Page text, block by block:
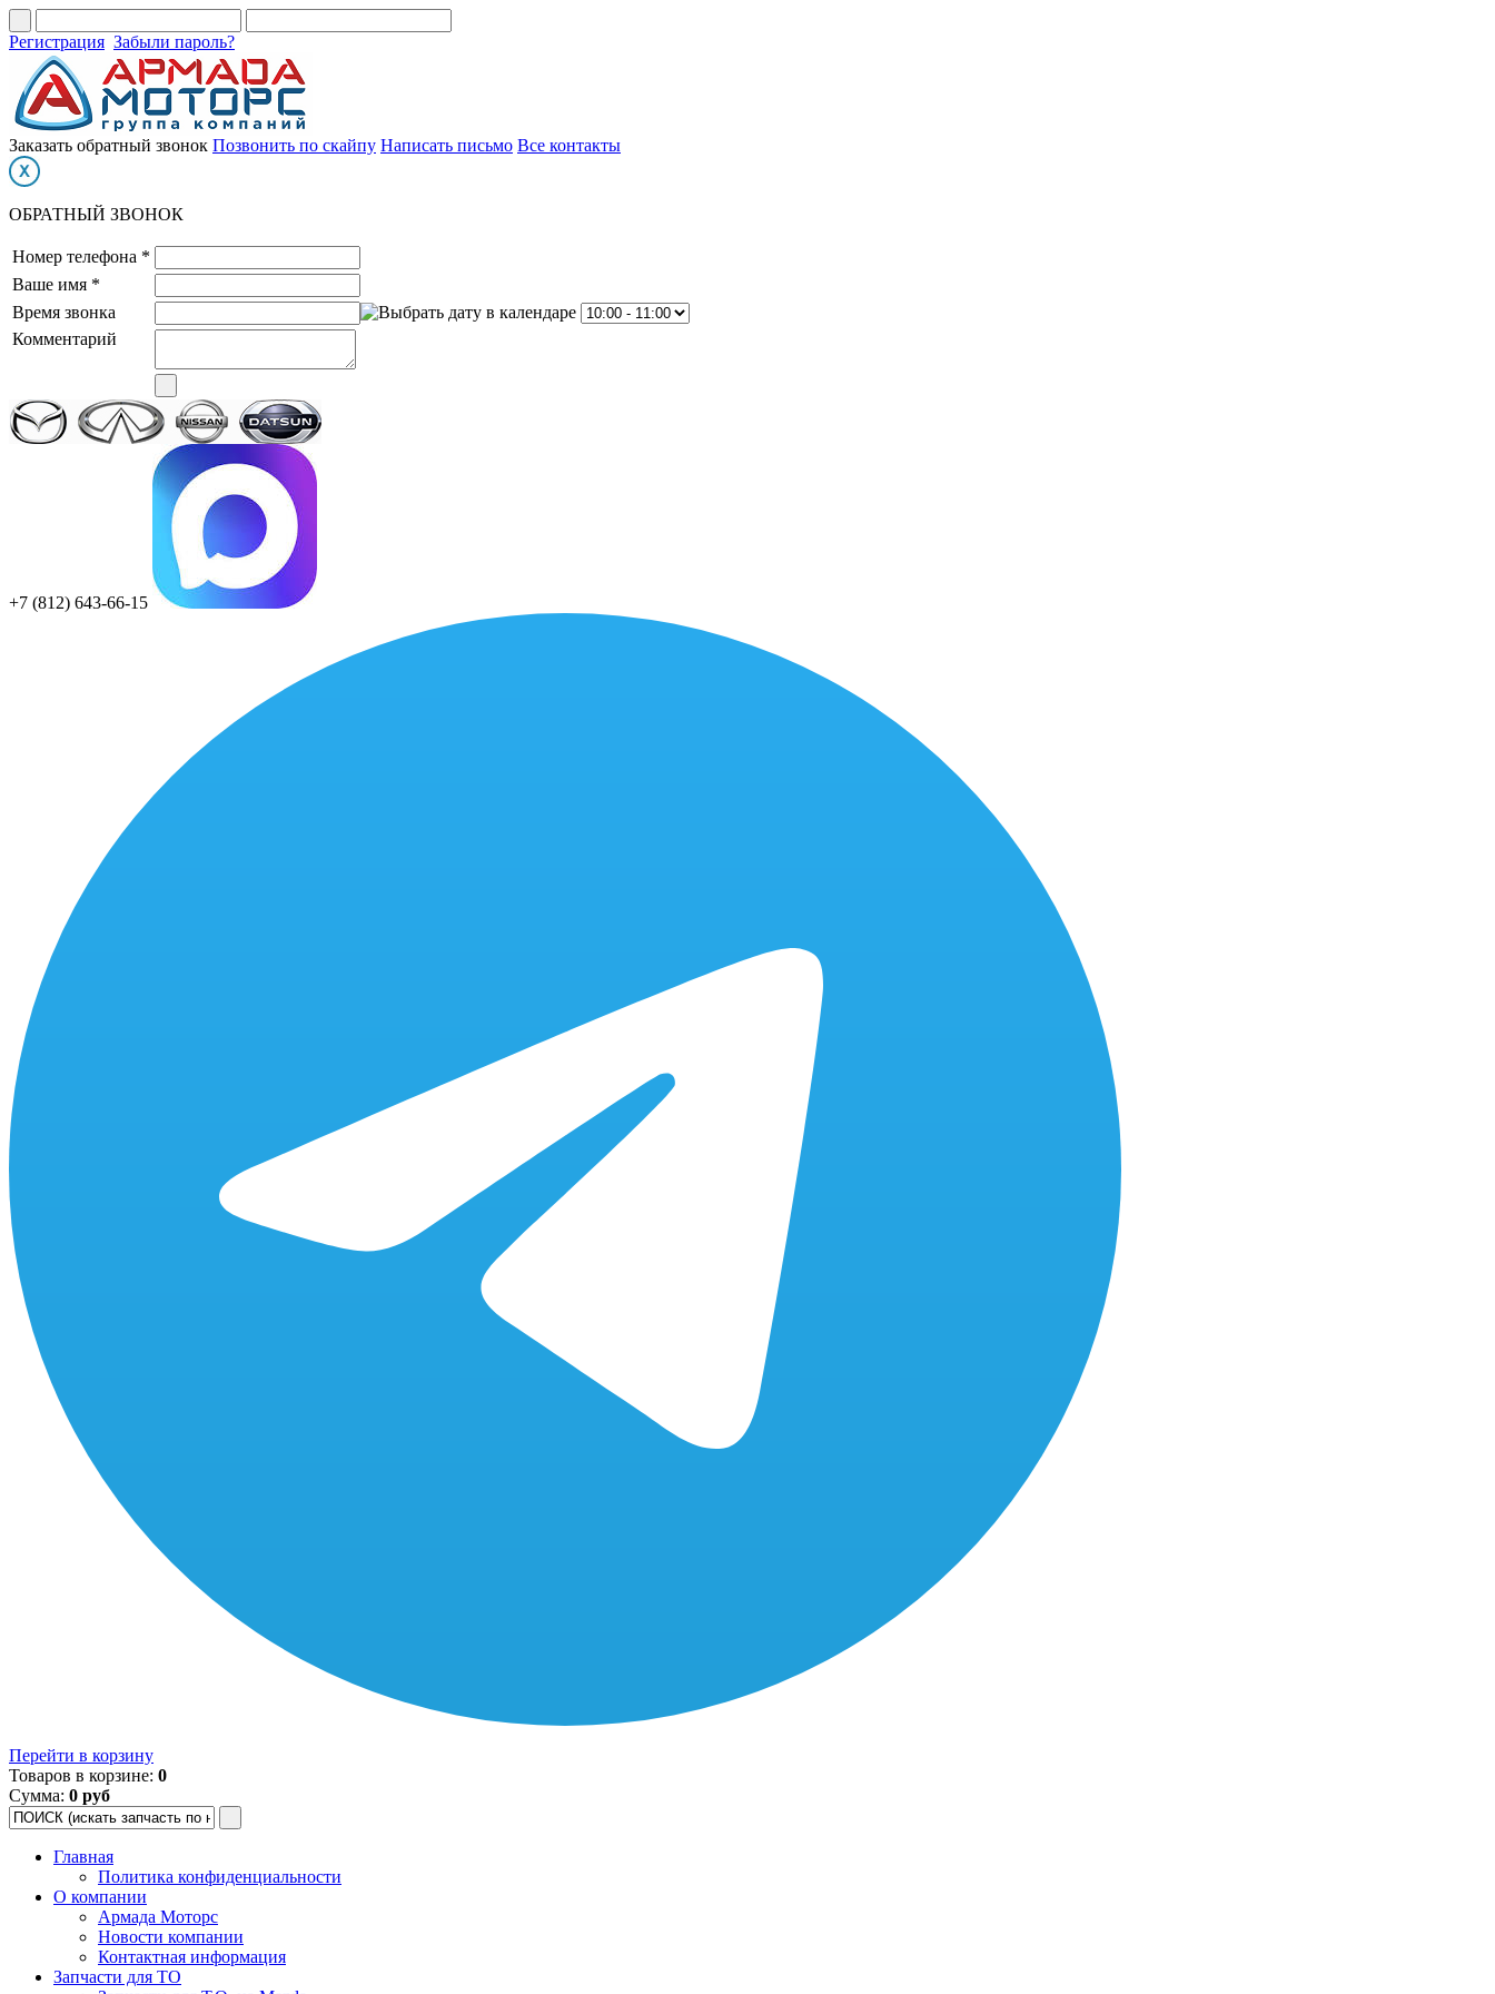
Регистрация Забыли пароль?
Заказать обратный звонок Позвонить по скайпу Написать письмо Все контакты
ОБРАТНЫЙ ЗВОНОК
Номер телефона *
Ваше имя *
Время звонка
Комментарий
+7 (812) 643-66-15
Перейти в корзину
Товаров в корзине: 0
Сумма: 0 руб
Главная
Политика конфиденциальности
О компании
Армада Моторс
Новости компании
Контактная информация
Запчасти для ТО